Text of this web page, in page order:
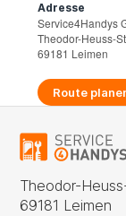
Adresse
Service4Handys
Theodor-Heuss-
69181 Leimen
Route
Theodor-
69181 Leimen